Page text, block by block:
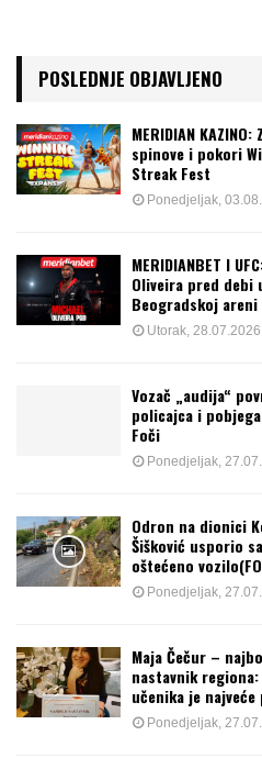
POSLEDNJE OBJAVLJENO
MERIDIAN
spinove i pokori
Streak Fest
Ponedjeljak,
MERIDIANBET I
Oliveira pred debi
Beogradskoj areni
Utorak,
Vozač „audija“
policajca i
Foči
Ponedjeljak,
Odron na dionici
Šišković usporio
oštećeno
Ponedjeljak,
Maja Čečur –
nastavnik
učenika je
Ponedjeljak,